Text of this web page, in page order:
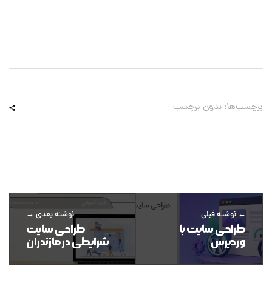
برچسب‌ها: بدون برچسب
نوشته قبلی
طراحی سایت با
وردپرس
نوشته بعدی
طراحی سایت
شرایطی در مازندران